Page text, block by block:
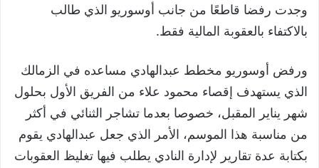
وجدت رفضا قاطعًا من جانب أوسوريو الذي طالب
بالاكتفاء بالعقوبة المالية فقط.
ورفض أوسوريو مخطط عبدالهادي مساعده في الزمالك
الذي يستهدف إقصاء محمود علاء من الفريق الأول بحلول
شهر يناير المقبل، خصوصا بعدما تشاجر الثنائي في أكثر
من مناسبة هذا الموسم، الأمر الذي جعل عبدالهادي يقوم
بكتابة عدة تقارير لإدارة النادي يطلب فيها تغليظ العقوبات